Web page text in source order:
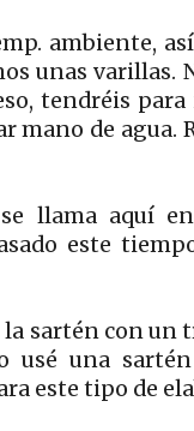
ambiente,
unas varillas.
tendréis
mano de agua.
llama aquí
este
sartén con un
usé una
este tipo de